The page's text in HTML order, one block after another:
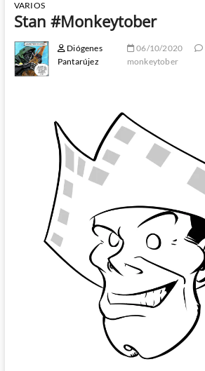
VARIOS
Stan #Monkeytober
Diógenes
Pantarújez
06/10/2020
monkeytober